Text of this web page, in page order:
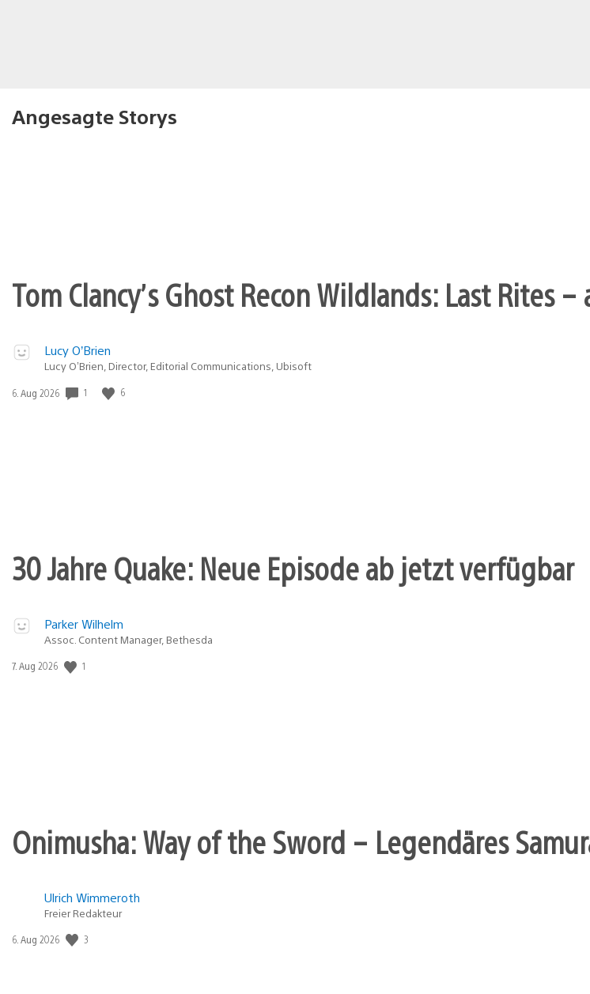
Angesagte Storys
Tom Clancy’s Ghost Recon Wildlands: Last Rites
Lucy O’Brien
Lucy O’Brien, Director, Editorial Communications, Ubisoft
Veröffentlichungsdatum:
6. Aug 2026 1 6
30 Jahre Quake: Neue Episode ab jetzt verfügbar
Parker Wilhelm
Assoc. Content Manager, Bethesda
Veröffentlichungsdatum:
7. Aug 2026 1
Onimusha: Way of the Sword – Legendäres
Ulrich Wimmeroth
Freier Redakteur
Veröffentlichungsdatum:
6. Aug 2026 3